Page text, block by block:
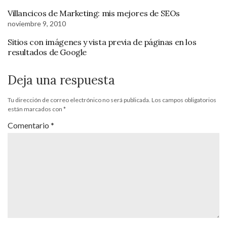
Villancicos de Marketing: mis mejores de SEOs
noviembre 9, 2010
Sitios con imágenes y vista previa de páginas en los
resultados de Google
Deja una respuesta
Tu dirección de correo electrónico no será publicada. Los campos obligatorios
están marcados con *
Comentario *